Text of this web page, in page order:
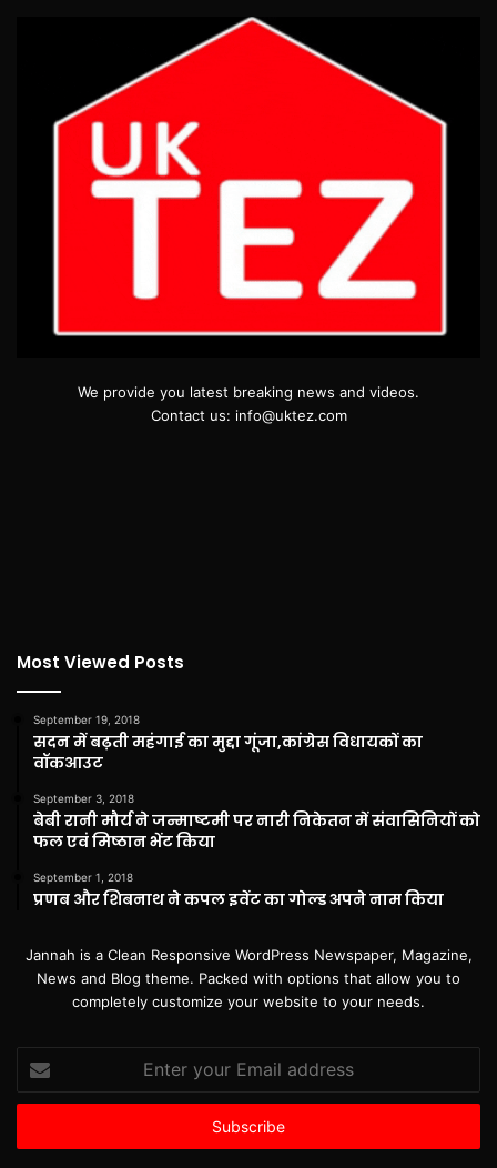
We provide you latest breaking news and videos.
Contact us: info@uktez.com
Most Viewed Posts
September 19, 2018
सदन में बढ़ती महंगाई का मुद्दा गूंजा,कांग्रेस विधायकों का
वॉकआउट
September 3, 2018
बेबी रानी मौर्य ने जन्माष्टमी पर नारी निकेतन में संवासिनियों को
फल एवं मिष्ठान भेंट किया
September 1, 2018
प्रणब और शिबनाथ ने कपल इवेंट का गोल्ड अपने नाम किया
Jannah is a Clean Responsive WordPress Newspaper, Magazine,
News and Blog theme. Packed with options that allow you to
completely customize your website to your needs.
your
Email